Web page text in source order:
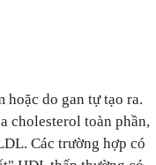
hoặc do gan tự tạo ra.
cholesterol toàn phần,
Các trường hợp có